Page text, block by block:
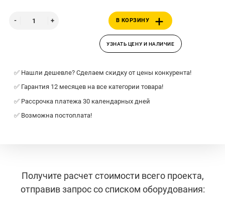
В КОРЗИНУ
УЗНАТЬ ЦЕНУ И НАЛИЧИЕ
✅ Нашли дешевле? Сделаем скидку от цены конкурента!
✅ Гарантия 12 месяцев на все категории товара!
✅ Рассрочка платежа 30 календарных дней
✅ Возможна постоплата!
Получите расчет стоимости всего проекта,
отправив запрос со списком оборудования: